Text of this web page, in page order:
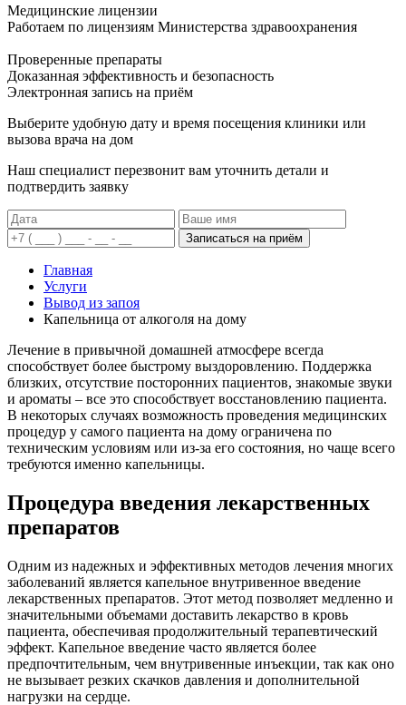
Медицинские лицензии
Работаем по лицензиям Министерства здравоохранения
Проверенные препараты
Доказанная эффективность и безопасность
Электронная запись на приём
Выберите удобную дату и время посещения клиники или
вызова врача на дом
Наш специалист перезвонит вам уточнить детали и
подтвердить заявку
Записаться на приём
Главная
Услуги
Вывод из запоя
Капельница от алкоголя на дому
Лечение в привычной домашней атмосфере всегда
способствует более быстрому выздоровлению. Поддержка
близких, отсутствие посторонних пациентов, знакомые звуки
и ароматы – все это способствует восстановлению пациента.
В некоторых случаях возможность проведения медицинских
процедур у самого пациента на дому ограничена по
техническим условиям или из-за его состояния, но чаще всего
требуются именно капельницы.
Процедура введения лекарственных
препаратов
Одним из надежных и эффективных методов лечения многих
заболеваний является капельное внутривенное введение
лекарственных препаратов. Этот метод позволяет медленно и
значительными объемами доставить лекарство в кровь
пациента, обеспечивая продолжительный терапевтический
эффект. Капельное введение часто является более
предпочтительным, чем внутривенные инъекции, так как оно
не вызывает резких скачков давления и дополнительной
нагрузки на сердце.